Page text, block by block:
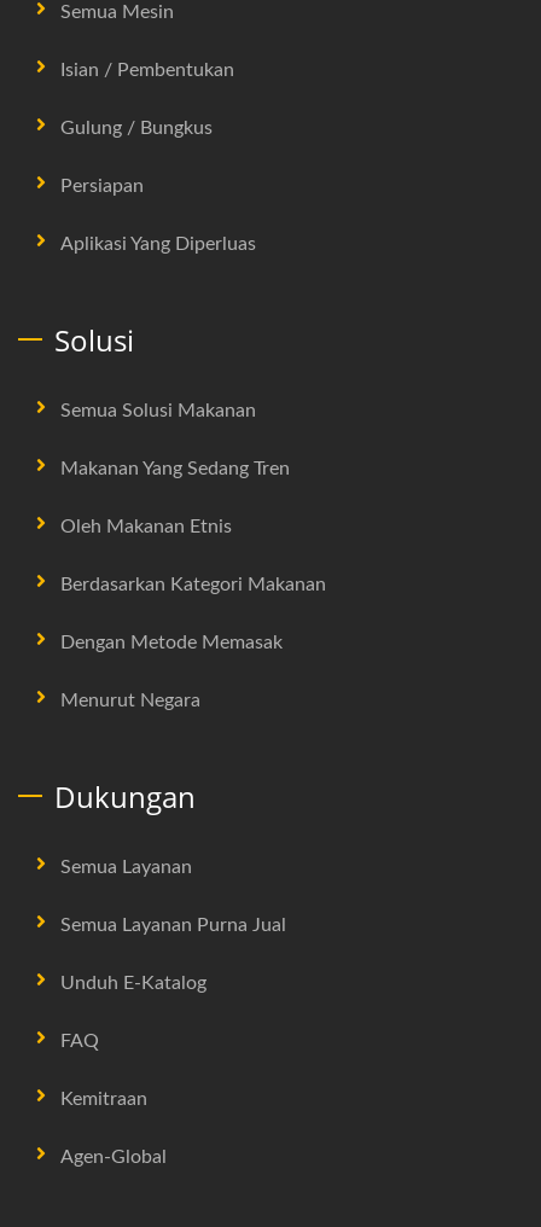
Semua Mesin
Isian / Pembentukan
Gulung / Bungkus
Persiapan
Aplikasi Yang Diperluas
Solusi
Semua Solusi Makanan
Makanan Yang Sedang Tren
Oleh Makanan Etnis
Berdasarkan Kategori Makanan
Dengan Metode Memasak
Menurut Negara
Dukungan
Semua Layanan
Semua Layanan Purna Jual
Unduh E-Katalog
FAQ
Kemitraan
Agen-Global